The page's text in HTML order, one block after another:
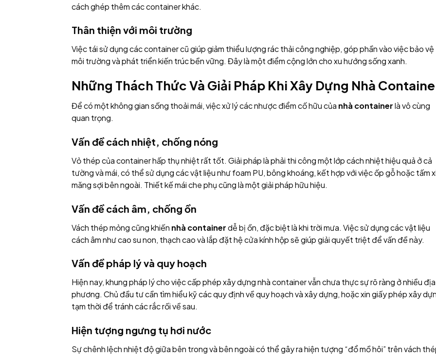
cách ghép thêm các container khác.
Thân thiện với môi trường
Việc tái sử dụng các container cũ giúp giảm thiểu lượng rác thải công nghiệp, góp phần vào việc bảo vệ
môi trường và phát triển kiến trúc bền vững. Đây là một điểm cộng lớn cho xu hướng sống xanh.
Những Thách Thức Và Giải Pháp Khi Xây Dựng Nhà
Để có một không gian sống thoải mái, việc xử lý các nhược điểm cố hữu của nhà containerlà vô cùng
quan trọng.
Vấn đề cách nhiệt, chống nóng
Vỏ thép của container hấp thụ nhiệt rất tốt. Giải pháp là phải thi công một lớp cách nhiệt hiệu quả ở cả
tường và mái, có thể sử dụng các vật liệu như foam PU, bông khoáng, kết hợp với việc ốp gỗ hoặc tấm
măng sợi bên ngoài. Thiết kế mái che phụ cũng là một giải pháp hữu hiệu.
Vấn đề cách âm, chống ồn
Vách thép mỏng cũng khiến nhà containerdễ bị ồn, đặc biệt là khi trời mưa. Việc sử dụng các vật liệu
cách âm như cao su non, thạch cao và lắp đặt hệ cửa kính hộp sẽ giúp giải quyết triệt để vấn đề này.
Vấn đề pháp lý và quy hoạch
Hiện nay, khung pháp lý cho việc cấp phép xây dựng nhà container vẫn chưa thực sự rõ ràng ở nhiều địa
phương. Chủ đầu tư cần tìm hiểu kỹ các quy định về quy hoạch và xây dựng, hoặc xin giấy phép xây
tạm thời để tránh các rắc rối về sau.
Hiện tượng ngưng tụ hơi nước
Sự chênh lệch nhiệt độ giữa bên trong và bên ngoài có thể gây ra hiện tượng “đổ mồ hôi” trên vách